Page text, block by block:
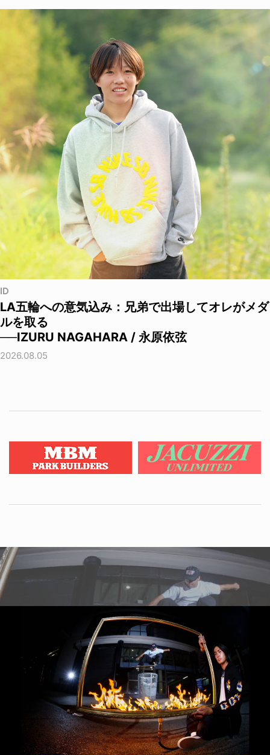
ID
LA五輪への意気込み：兄弟で出場してオレがメダ
ルを取る
──IZURU NAGAHARA / 永原依弦
2026.08.05